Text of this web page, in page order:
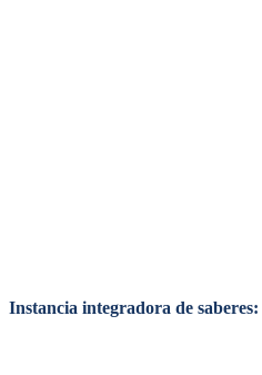
Instancia integradora de